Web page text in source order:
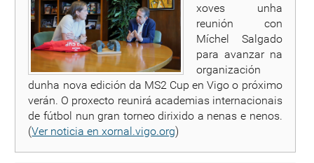
xoves unha
reunión con
Míchel Salgado
para avanzar na
organización
dunha nova edición da MS2 Cup en Vigo o próximo
verán. O proxecto reunirá academias internacionais
de fútbol nun gran torneo dirixido a nenas e nenos.
(Ver noticia en xornal.vigo.org)